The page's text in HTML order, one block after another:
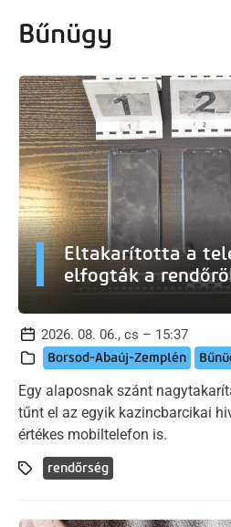
Bűnügy
Eltakarította a
elfogták a
2026. 08. 06., cs – 15:37
Borsod-Abaúj-Zemplén
Egy alaposnak szánt
tűnt el az egyik kazincbarcikai
értékes mobiltelefon is.
rendőrség